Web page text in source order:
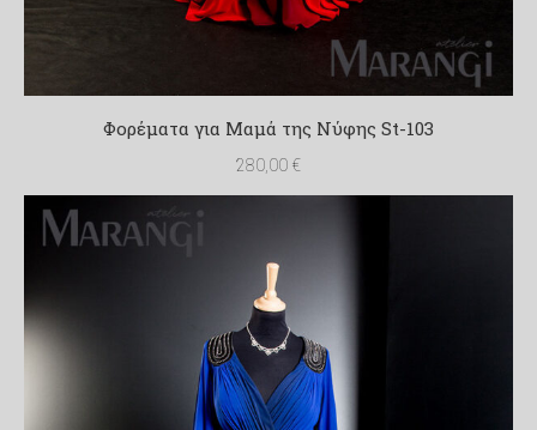
Φορέματα για Μαμά της Νύφης St-103
280,00 €